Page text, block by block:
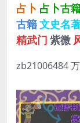
占卜 占卜古
古籍文史名
精武门 紫微
zb21006484